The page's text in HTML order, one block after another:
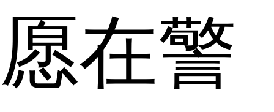
愿在警